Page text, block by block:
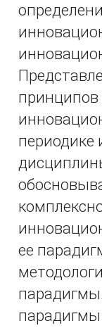
принципов
периодике
ее